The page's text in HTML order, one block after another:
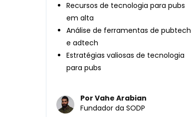
Recursos de tecnologia para pubs
em alta
Análise de ferramentas de pubtech
e adtech
Estratégias valiosas de tecnologia
para pubs
Por Vahe Arabian
Fundador da SODP